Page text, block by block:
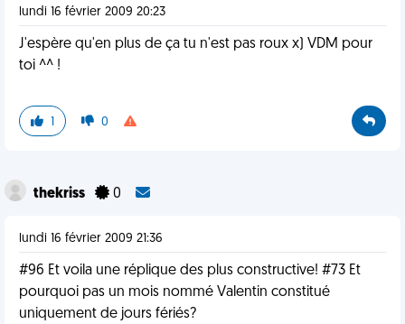
lundi 16 février 2009 20:23
J'espère qu'en plus de ça tu n'est pas roux x) VDM pour
toi ^^ !
1 0
thekriss 0
lundi 16 février 2009 21:36
#96 Et voila une réplique des plus constructive! #73 Et
pourquoi pas un mois nommé Valentin constitué
uniquement de jours fériés?